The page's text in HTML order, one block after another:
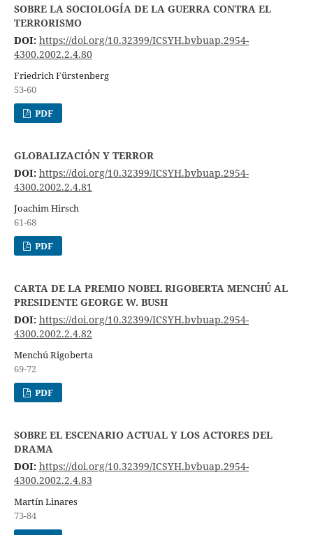
SOBRE LA SOCIOLOGÍA DE LA GUERRA CONTRA EL
TERRORISMO
DOI: https://doi.org/10.32399/ICSYH.bvbuap.2954-
4300.2002.2.4.80
Friedrich Fürstenberg
53-60
PDF
GLOBALIZACIÓN Y TERROR
DOI: https://doi.org/10.32399/ICSYH.bvbuap.2954-
4300.2002.2.4.81
Joachim Hirsch
61-68
PDF
CARTA DE LA PREMIO NOBEL RIGOBERTA MENCHÚ AL
PRESIDENTE GEORGE W. BUSH
DOI: https://doi.org/10.32399/ICSYH.bvbuap.2954-
4300.2002.2.4.82
Menchú Rigoberta
69-72
PDF
SOBRE EL ESCENARIO ACTUAL Y LOS ACTORES DEL
DRAMA
DOI: https://doi.org/10.32399/ICSYH.bvbuap.2954-
4300.2002.2.4.83
Martín Linares
73-84